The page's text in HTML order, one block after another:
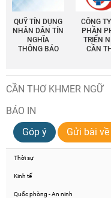
QUỸ TÍN DỤNG
NHÂN DÂN TÍN
NGHĨA
THÔNG BÁO
CÔNG
PHẦN
TRIỂN
CẦN
CẦN THƠ KHMER NGỮ
BÁO IN
Góp ý
Gửi bài
Thời sự
Kinh tế
Quốc phòng - An ninh